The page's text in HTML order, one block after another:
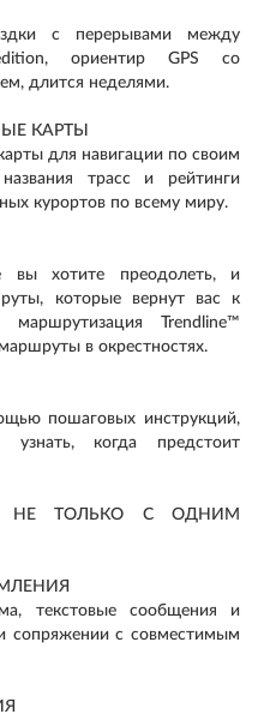
с перерывами между
ориентир GPS со
длится неделями.
КАРТЫ
для навигации по своим
трасс и рейтинги
курортов по всему миру.
вы хотите преодолеть, и
которые вернут вас к
маршрутизация Trendline™
в окрестностях.
пошаговых инструкций,
узнать, когда предстоит
НЕ ТОЛЬКО С ОДНИМ
текстовые сообщения и
сопряжении с совместимым